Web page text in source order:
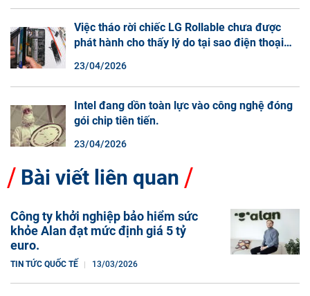
Việc tháo rời chiếc LG Rollable chưa được
phát hành cho thấy lý do tại sao điện thoại
23/04/2026
Intel đang dồn toàn lực vào công nghệ đóng
gói chip tiên tiến.
23/04/2026
Bài viết liên quan
Công ty khởi nghiệp bảo hiểm sức
khỏe Alan đạt mức định giá 5 tỷ
euro.
TIN TỨC QUỐC TẾ 13/03/2026